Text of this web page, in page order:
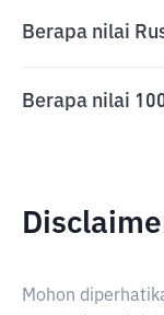
Berapa nilai
Berapa nilai
Mohon